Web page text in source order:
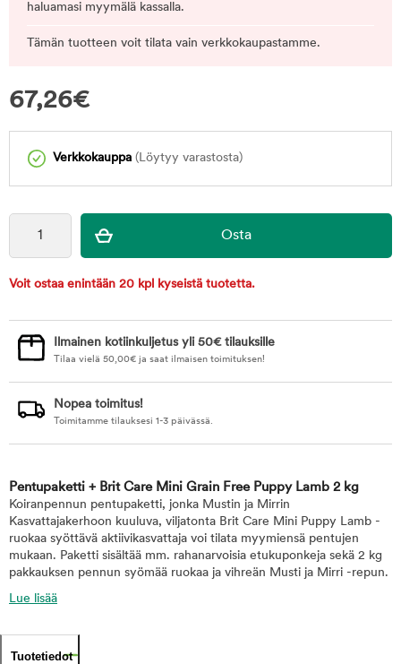
haluamasi myymälä kassalla.
Tämän tuotteen voit tilata vain verkkokaupastamme.
67,26€
Verkkokauppa (Löytyy varastosta)
Voit ostaa enintään 20 kpl kyseistä tuotetta.
Ilmainen kotiinkuljetus yli 50€ tilauksille
Tilaa vielä 50,00€ ja saat ilmaisen toimituksen!
Nopea toimitus!
Toimitamme tilauksesi 1-3 päivässä.
Pentupaketti + Brit Care Mini Grain Free Puppy Lamb 2 kg
Koiranpennun pentupaketti, jonka Mustin ja Mirrin
Kasvattajakerhoon kuuluva, viljatonta Brit Care Mini Puppy Lamb -
ruokaa syöttävä aktiivikasvattaja voi tilata myymiensä pentujen
mukaan. Paketti sisältää mm. rahanarvoisia etukuponkeja sekä 2 kg
pakkauksen pennun syömää ruokaa ja vihreän Musti ja Mirri -repun.
Lue lisää
Tuotetiedot